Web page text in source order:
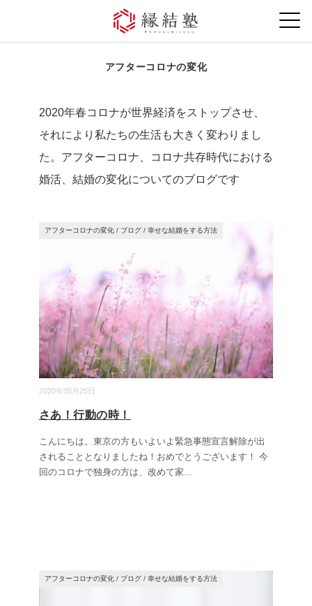
アフターコロナの変化
2020年春コロナが世界経済をストップさせ、
それにより私たちの生活も大きく変わりまし
た。アフターコロナ、コロナ共存時代における
婚活、結婚の変化についてのブログです
2020年05月25日
アフターコロナの変化 / ブログ / 幸せな結婚をする方法
さあ！行動の時！
こんにちは。東京の方もいよいよ緊急事態宣言解除が出
されることとなりましたね！おめでとうございます！ 今
回のコロナで独身の方は、改めて家...
アフターコロナの変化 / ブログ / 幸せな結婚をする方法